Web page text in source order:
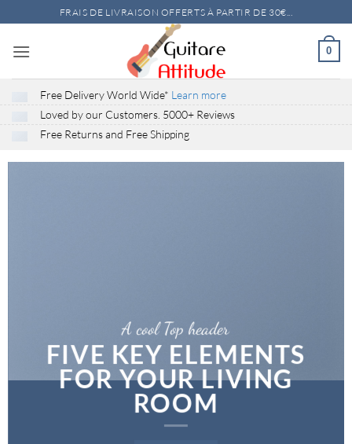
au
contenu
FRAIS DE LIVRAISON OFFERTS À PARTIR DE 30€...
0
Free DeliveryWorld Wide* Learn more
Loved by our Customers. 5000+ Reviews
Free Returnsand Free Shipping
A cool Top header
FIVE KEY ELEMENTS
FOR YOUR LIVING
ROOM